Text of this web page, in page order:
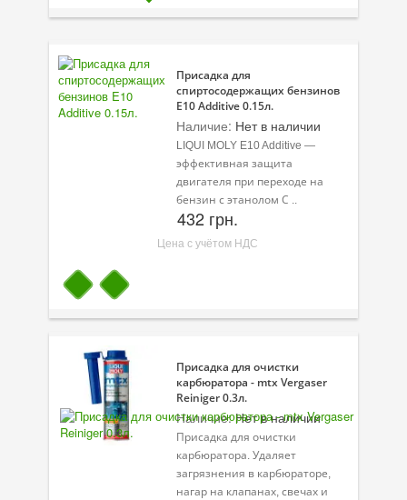
Присадки в системы охлаждения
Автокосметика
Трансмиссионные масла
Сервисные продукты
Клеи и герметики
Уход за кондиционером
Специальные программы
Велосипедная программа
Масла для лодочных моторов
Моторное масло для мотоцикла
Присадка для
спиртосодержащих бензинов
E10 Additive 0.15л.
Наличие: Нет в наличии
LIQUI MOLY E10 Additive —
эффективная защита
двигателя при переходе на
бензин с этанолом С ..
432 грн.
Цена с учётом НДС
Присадка для очистки
карбюратора - mtx Vergaser
Reiniger 0.3л.
Наличие:Нет в наличии
Присадка для очистки
карбюратора. Удаляет
загрязнения в карбюраторе,
нагар на клапанах, свечах и